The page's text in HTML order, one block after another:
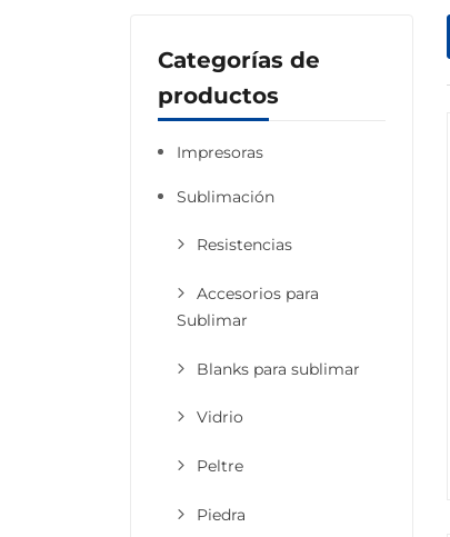
Categorías de
productos
Impresoras
Sublimación
Resistencias
Accesorios para
Sublimar
Blanks para sublimar
Vidrio
Peltre
Piedra